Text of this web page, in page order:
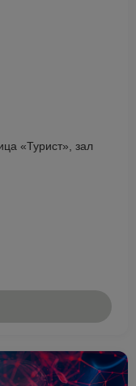
«Турист», зал